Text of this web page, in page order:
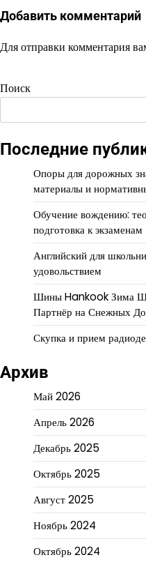
Добавить комментарий
Для отправки комментария
Поиск
Последние
Опоры для дорожных
материалы и
Обучение вождению:
подготовка к экзаменам
Английский для
удовольствием
Шины Hankook Зима
Партнёр на Снежных
Скупка и прием
Архив
Май 2026
Апрель 2026
Декабрь 2025
Октябрь 2025
Август 2025
Ноябрь 2024
Октябрь 2024